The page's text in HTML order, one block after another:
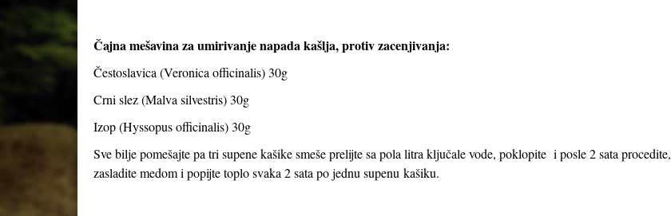
Čajna mešavina za umirivanje napada kašlja, protiv zacenjivanja:
Čestoslavica (Veronica officinalis) 30g
Crni slez (Malva silvestris) 30g
Izop (Hyssopus officinalis) 30g
Sve bilje pomešajte pa tri supene kašike smeše prelijte sa pola litra ključale vode, poklopite i posle 2 sata procedite,
zasladite medom i popijte toplo svaka 2 sata po jednu supenu kašiku.